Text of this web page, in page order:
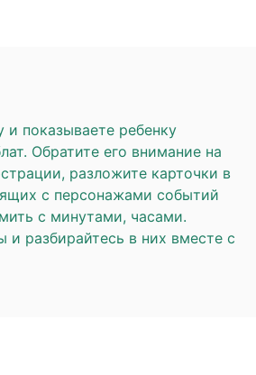
и показываете ребенку
Обратите его внимание на
разложите карточки в
с персонажами событий
с минутами, часами.
и разбирайтесь в них вместе с